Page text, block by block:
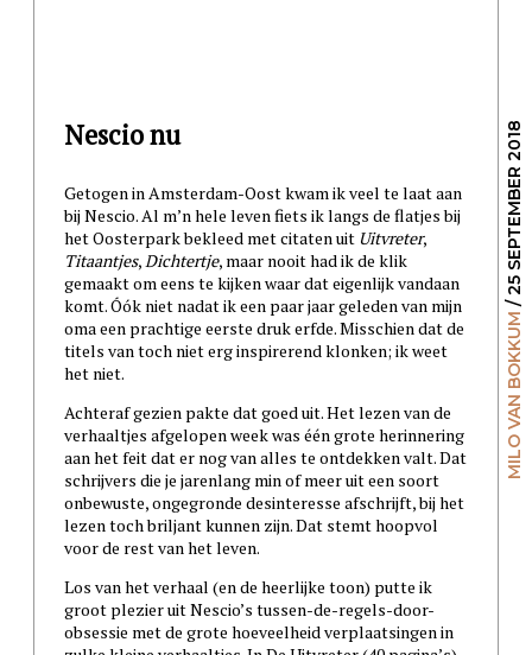
MILO VAN BOKKUM
/ 25 SEPTEMBER 2018
Nescio nu
Getogen in Amsterdam-Oost kwam ik veel te laat aan
bij Nescio. Al m’n hele leven fiets ik langs de flatjes bij
het Oosterpark bekleed met citaten uit Uitvreter,
Titaantjes, Dichtertje, maar nooit had ik de klik
gemaakt om eens te kijken waar dat eigenlijk vandaan
komt. Óók niet nadat ik een paar jaar geleden van mijn
oma een prachtige eerste druk erfde. Misschien dat de
titels van toch niet erg inspirerend klonken; ik weet
het niet.
Achteraf gezien pakte dat goed uit. Het lezen van de
verhaaltjes afgelopen week was één grote herinnering
aan het feit dat er nog van alles te ontdekken valt. Dat
schrijvers die je jarenlang min of meer uit een soort
onbewuste, ongegronde desinteresse afschrijft, bij het
lezen toch briljant kunnen zijn. Dat stemt hoopvol
voor de rest van het leven.
Los van het verhaal (en de heerlijke toon) putte ik
groot plezier uit Nescio’s tussen-de-regels-door-
obsessie met de grote hoeveelheid verplaatsingen in